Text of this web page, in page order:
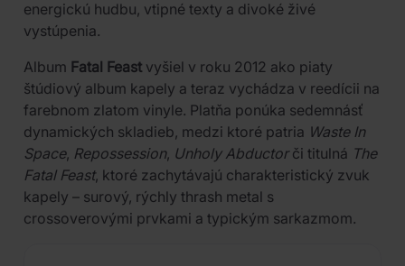
energickú hudbu, vtipné texty a divoké živé
vystúpenia.
Album Fatal Feast vyšiel v roku 2012 ako piaty
štúdiový album kapely a teraz vychádza v reedícii na
farebnom zlatom vinyle. Platňa ponúka sedemnásť
dynamických skladieb, medzi ktoré patria Waste In
Space, Repossession, Unholy Abductorči titulná The
Fatal Feast, ktoré zachytávajú charakteristický zvuk
kapely – surový, rýchly thrash metal s
crossoverovými prvkami a typickým sarkazmom.